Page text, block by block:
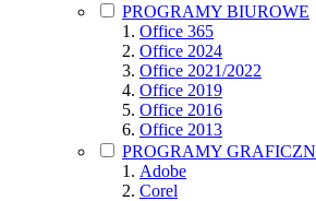
PROGRAMY BIUROWE
Office 365
Office 2024
Office 2021/2022
Office 2019
Office 2016
Office 2013
PROGRAMY
Adobe
Corel